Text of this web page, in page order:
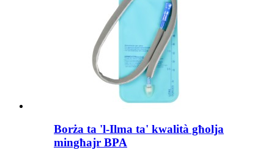
Borża ta 'l-Ilma ta' kwalità għolja
mingħajr BPA